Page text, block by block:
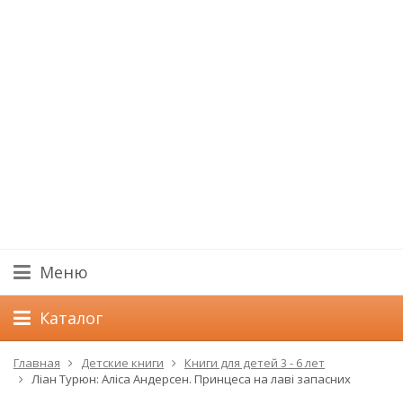
Меню
Каталог
Главная Детские книги
Книги для детей 3 - 6 лет
Ліан Турюн: Аліса Андерсен. Принцеса на лаві запасних